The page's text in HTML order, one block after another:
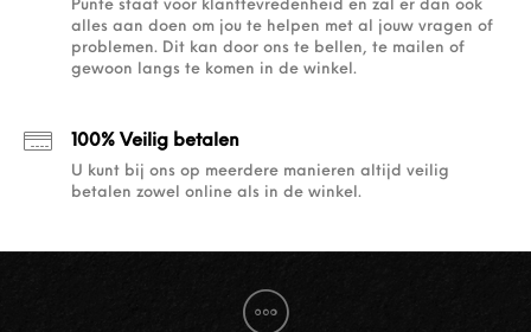
Punte staat voor klanttevredenheid en zal er dan ook
alles aan doen om jou te helpen met al jouw vragen of
problemen. Dit kan door ons te bellen, te mailen of
gewoon langs te komen in de winkel.
100% Veilig betalen
U kunt bij ons op meerdere manieren altijd veilig
betalen zowel online als in de winkel.